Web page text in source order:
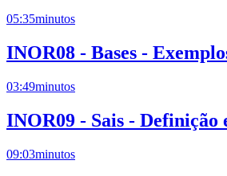
05:35minutos
INOR08 - Bases -
03:49minutos
INOR09 - Sais - Definição
09:03minutos